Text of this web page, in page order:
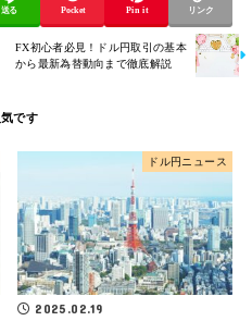
送る Pocket Pin it リンク
FX初心者必見！ドル円取引の基本
から最新為替動向まで徹底解説
ドル円ニュース
2025.02.19